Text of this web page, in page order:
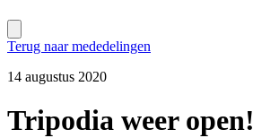
Terug naar mededelingen
14 augustus 2020
Tripodia weer open!